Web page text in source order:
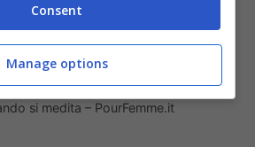
si medita – PourFemme.it
Consent
Manage options